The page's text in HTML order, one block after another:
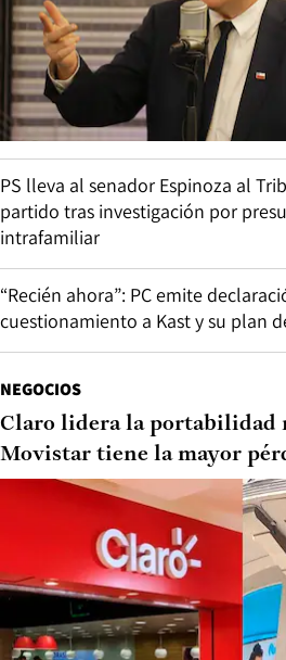
PS lleva al senador Espinoza al
partido tras investigación por
intrafamiliar
“Recién ahora”: PC emite
cuestionamiento a Kast y su plan
NEGOCIOS
Claro lidera la portabilidad
Movistar tiene la mayor